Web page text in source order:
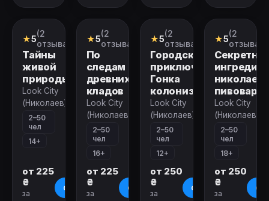
Городской
квест
★5(2
отзыва)
Тайны
живой
природы
Look City
(Николаев)
2–50
чел
14+
от 225
₴
за
О квесте
Городской
квест
★5(2
отзыва)
По
следам
древних
кладов
Look City
(Николаев)
2–50
чел
16+
от 225
₴
за
О квесте
Городской
квест
★5(2
отзыва)
Городские
приключения.
Гонка
колонизаторов
Look City
(Николаев)
2–50
чел
12+
от 250
₴
за
О квесте
Городской
квест
★5(2
отзыва)
пивовара
Look City
(Николаев)
2–50
чел
18+
от 250
₴
за
О